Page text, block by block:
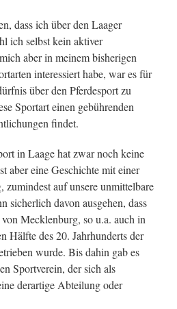
dass ich über den Laager
ich selbst kein aktiver
aber in meinem bisherigen
interessiert habe, war es für
über den Pferdesport zu
Sportart einen gebührenden
findet.
in Laage hat zwar noch keine
aber eine Geschichte mit einer
auf unsere unmittelbare
sicherlich davon ausgehen, dass
Mecklenburg, so u.a. auch in
Hälfte des 20. Jahrhunderts der
wurde. Bis dahin gab es
Sportverein, der sich als
derartige Abteilung oder